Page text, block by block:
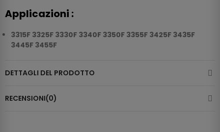
Applicazioni :
3315F 3325F 3330F 3340F 3350F 3355F 3425F 3435F
3445F 3455F
DETTAGLI DEL PRODOTTO
RECENSIONI(0)